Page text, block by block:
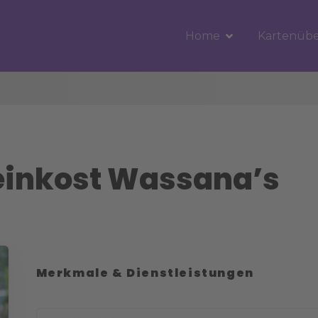
Home
Wassana’s
Merkmale & Dienstleistungen